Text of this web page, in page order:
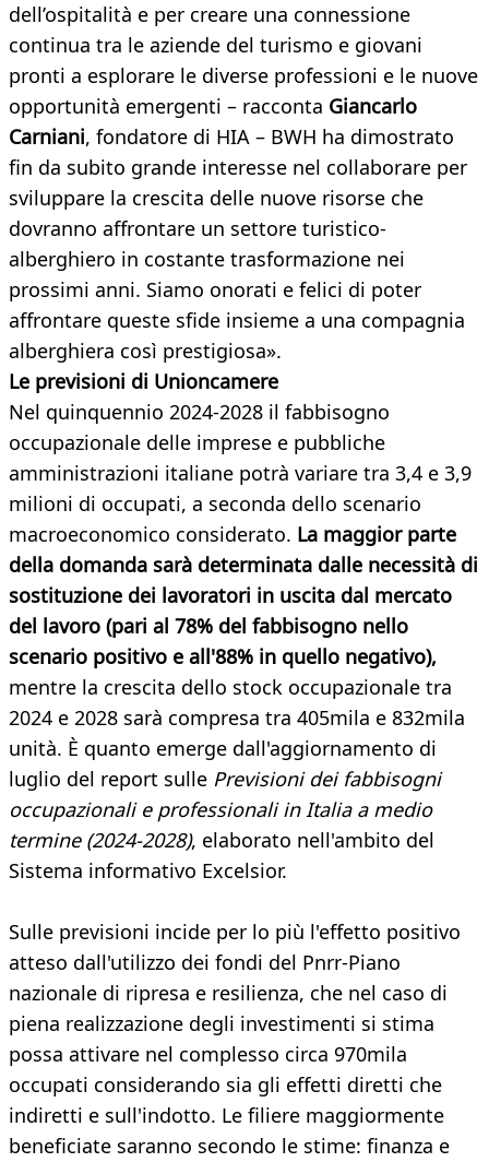
dell’ospitalità e per creare una connessione
continua tra le aziende del turismo e giovani
pronti a esplorare le diverse professioni e le nuove
opportunità emergenti – racconta Giancarlo
Carniani, fondatore di HIA – BWH ha dimostrato
fin da subito grande interesse nel collaborare per
sviluppare la crescita delle nuove risorse che
dovranno affrontare un settore turistico-
alberghiero in costante trasformazione nei
prossimi anni. Siamo onorati e felici di poter
affrontare queste sfide insieme a una compagnia
alberghiera così prestigiosa».
Le previsioni di Unioncamere
Nel quinquennio 2024-2028 il fabbisogno
occupazionale delle imprese e pubbliche
amministrazioni italiane potrà variare tra 3,4 e 3,9
milioni di occupati, a seconda dello scenario
macroeconomico considerato. La maggior parte
della domanda sarà determinata dalle necessità di
sostituzione dei lavoratori in uscita dal mercato
del lavoro (pari al 78% del fabbisogno nello
scenario positivo e all'88% in quello negativo),
mentre la crescita dello stock occupazionale tra
2024 e 2028 sarà compresa tra 405mila e 832mila
unità. È quanto emerge dall'aggiornamento di
luglio del report sulle Previsioni dei fabbisogni
occupazionali e professionali in Italia a medio
termine (2024-2028), elaborato nell'ambito del
Sistema informativo Excelsior.
Sulle previsioni incide per lo più l'effetto positivo
atteso dall'utilizzo dei fondi del Pnrr-Piano
nazionale di ripresa e resilienza, che nel caso di
piena realizzazione degli investimenti si stima
possa attivare nel complesso circa 970mila
occupati considerando sia gli effetti diretti che
indiretti e sull'indotto. Le filiere maggiormente
beneficiate saranno secondo le stime: finanza e